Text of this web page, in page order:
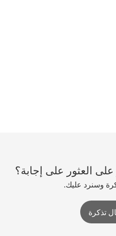
العثور على إجابة؟
وسنرد عليك.
تذكرة